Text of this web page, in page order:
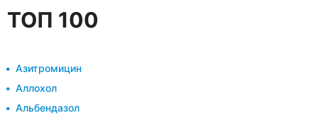
ТОП 100
Азитромицин
Аллохол
Альбендазол